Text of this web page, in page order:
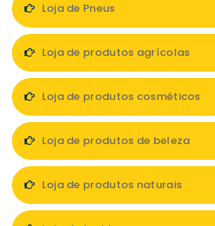
Loja de Pneus
Loja de produtos agrícolas
Loja de produtos cosméticos
Loja de produtos de beleza
Loja de produtos naturais